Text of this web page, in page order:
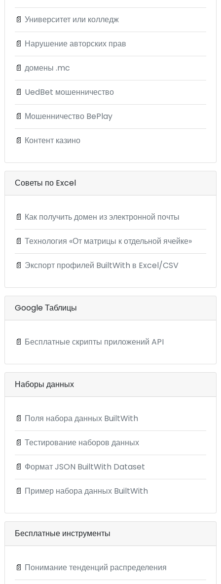
📄 Университет или колледж
📄 Нарушение авторских прав
📄 домены .mc
📄 UedBet мошенничество
📄 Мошенничество BePlay
📄 Контент казино
Советы по Excel
📄 Как получить домен из электронной почты
📄 Технология «От матрицы к отдельной ячейке»
📄 Экспорт профилей BuiltWith в Excel/CSV
Google Таблицы
📄 Бесплатные скрипты приложений API
Наборы данных
📄 Поля набора данных BuiltWith
📄 Тестирование наборов данных
📄 Формат JSON BuiltWith Dataset
📄 Пример набора данных BuiltWith
Бесплатные инструменты
📄 Понимание тенденций распределения